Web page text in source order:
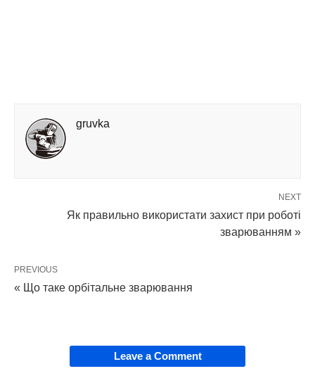
gruvka
NEXT
Як правильно використати захист при роботі
зварюванням »
PREVIOUS
« Що таке орбітальне зварювання
Leave a Comment